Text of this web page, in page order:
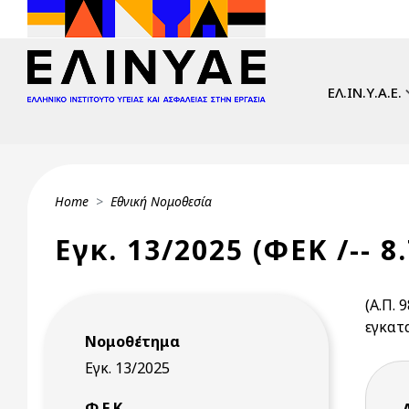
Skip to main content
ΕΛ.ΙΝ.Υ.Α.Ε.
Breadcrumb
Home Εθνική Νομοθεσία
Εγκ. 13/2025 (ΦΕΚ /--
Νομοθέτημα
Εγκ. 13/2025
(Α.Π.